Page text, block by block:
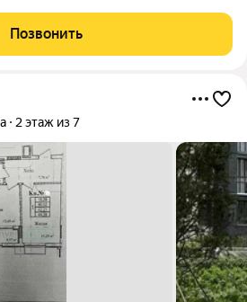
Позвонить
2 этаж из 7